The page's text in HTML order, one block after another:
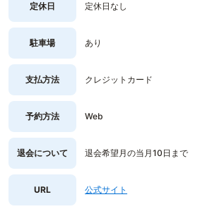
定休日 定休日なし
駐車場 あり
支払方法 クレジットカード
予約方法 Web
退会について 退会希望月の当月10日まで
URL 公式サイト